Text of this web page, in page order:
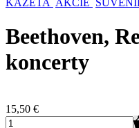
KAZETA AKCIE
Beethoven,
koncerty
15,50 €